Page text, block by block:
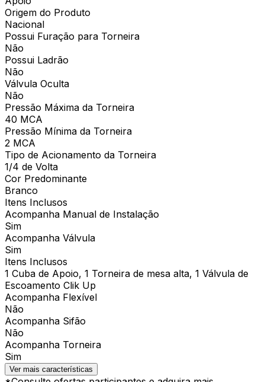
Origem do Produto
Nacional
Possui Furação para Torneira
Não
Possui Ladrão
Não
Válvula Oculta
Não
Pressão Máxima da Torneira
40 MCA
Pressão Mínima da Torneira
2 MCA
Tipo de Acionamento da Torneira
1/4 de Volta
Cor Predominante
Branco
Itens Inclusos
Acompanha Manual de Instalação
Sim
Acompanha Válvula
Sim
Itens Inclusos
1 Cuba de Apoio, 1 Torneira de mesa alta, 1 Válvula de
Escoamento Clik Up
Acompanha Flexível
Não
Acompanha Sifão
Não
Acompanha Torneira
Sim
Ver mais características